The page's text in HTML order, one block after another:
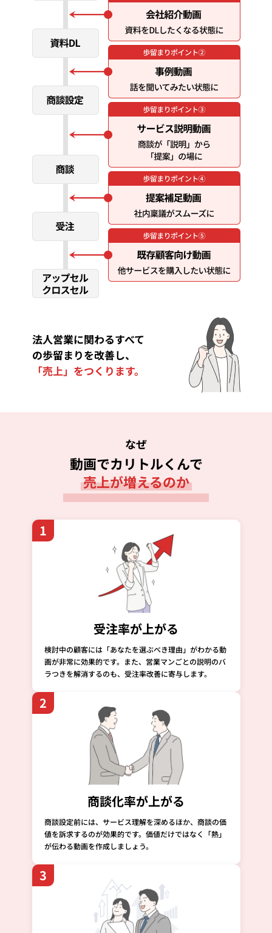
法人営業に関わるすべて
の歩留まりを改善し、
「売上」をつくります。
なぜ
動画でカリトルくんで
売上が増えるのか
1
受注率が上がる
検討中の顧客には「あなたを選ぶべき理由」がわかる動
画が非常に効果的です。また、営業マンごとの説明のバ
ラつきを解消するのも、受注率改善に寄与します。
2
商談化率が上がる
商談設定前には、サービス理解を深めるほか、商談の価
値を訴求するのが効果的です。価値だけではなく「熱」
が伝わる動画を作成しましょう。
3